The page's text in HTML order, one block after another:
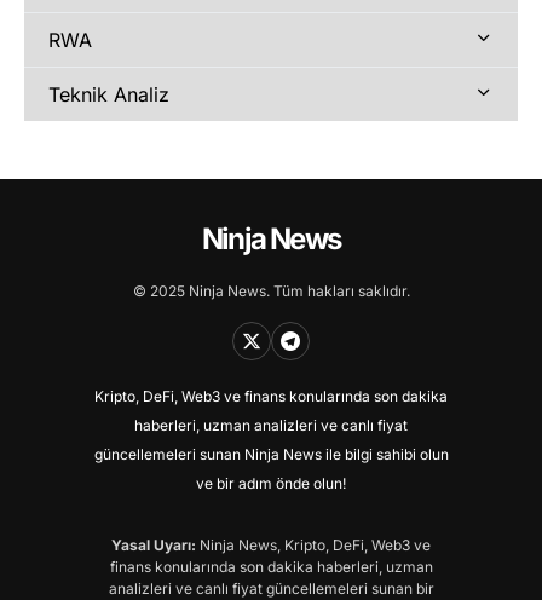
RWA
Teknik Analiz
Ninja News
© 2025 Ninja News. Tüm hakları saklıdır.
Kripto, DeFi, Web3 ve finans konularında son dakika
haberleri, uzman analizleri ve canlı fiyat
güncellemeleri sunan Ninja News ile bilgi sahibi olun
ve bir adım önde olun!
Yasal Uyarı: Ninja News, Kripto, DeFi, Web3 ve
finans konularında son dakika haberleri, uzman
analizleri ve canlı fiyat güncellemeleri sunan bir